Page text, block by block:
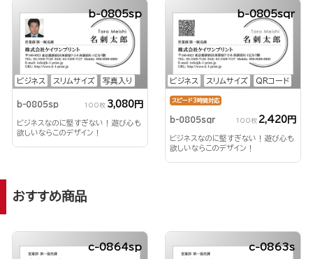
ビジネス スリムサイズ 写真入り
b-0805sp
b-0805sp 100枚 3,080円
ビジネスなのに堅すぎない！遊び心も
欲しいならこのデザイン！
ビジネス スリムサイズ QRコード
b-0805sqr
スピード3時間対応
b-0805sqr 100枚 2,420円
ビジネスなのに堅すぎない！遊び心も
欲しいならこのデザイン！
おすすめ商品
c-0864sp c-0863s